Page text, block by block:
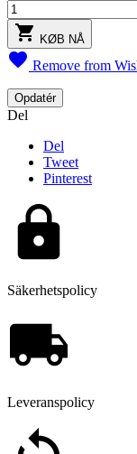
 KØB NÅ
 Remove from
Del
Del
Tweet
Pinterest
Säkerhetspolicy
Leveranspolicy